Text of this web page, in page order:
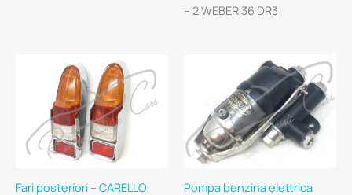
– 2 WEBER 36 DR3
Fari posteriori – CARELLO Pompa benzina elettrica